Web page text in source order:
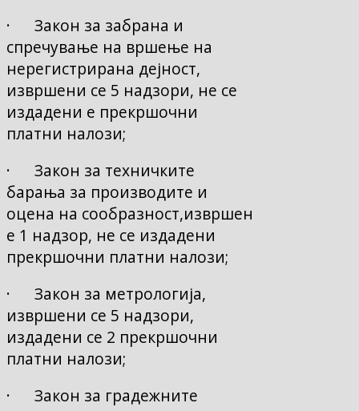
· Закон за забрана и
спречување на вршење на
нерегистрирана дејност,
извршени се 5 надзори, не се
издадени е прекршочни
платни налози;
· Закон за техничките
барања за производите и
оцена на сообразност,извршен
е 1 надзор, не се издадени
прекршочни платни налози;
· Закон за метрологија,
извршени се 5 надзори,
издадени се 2 прекршочни
платни налози;
· Закон за градежните